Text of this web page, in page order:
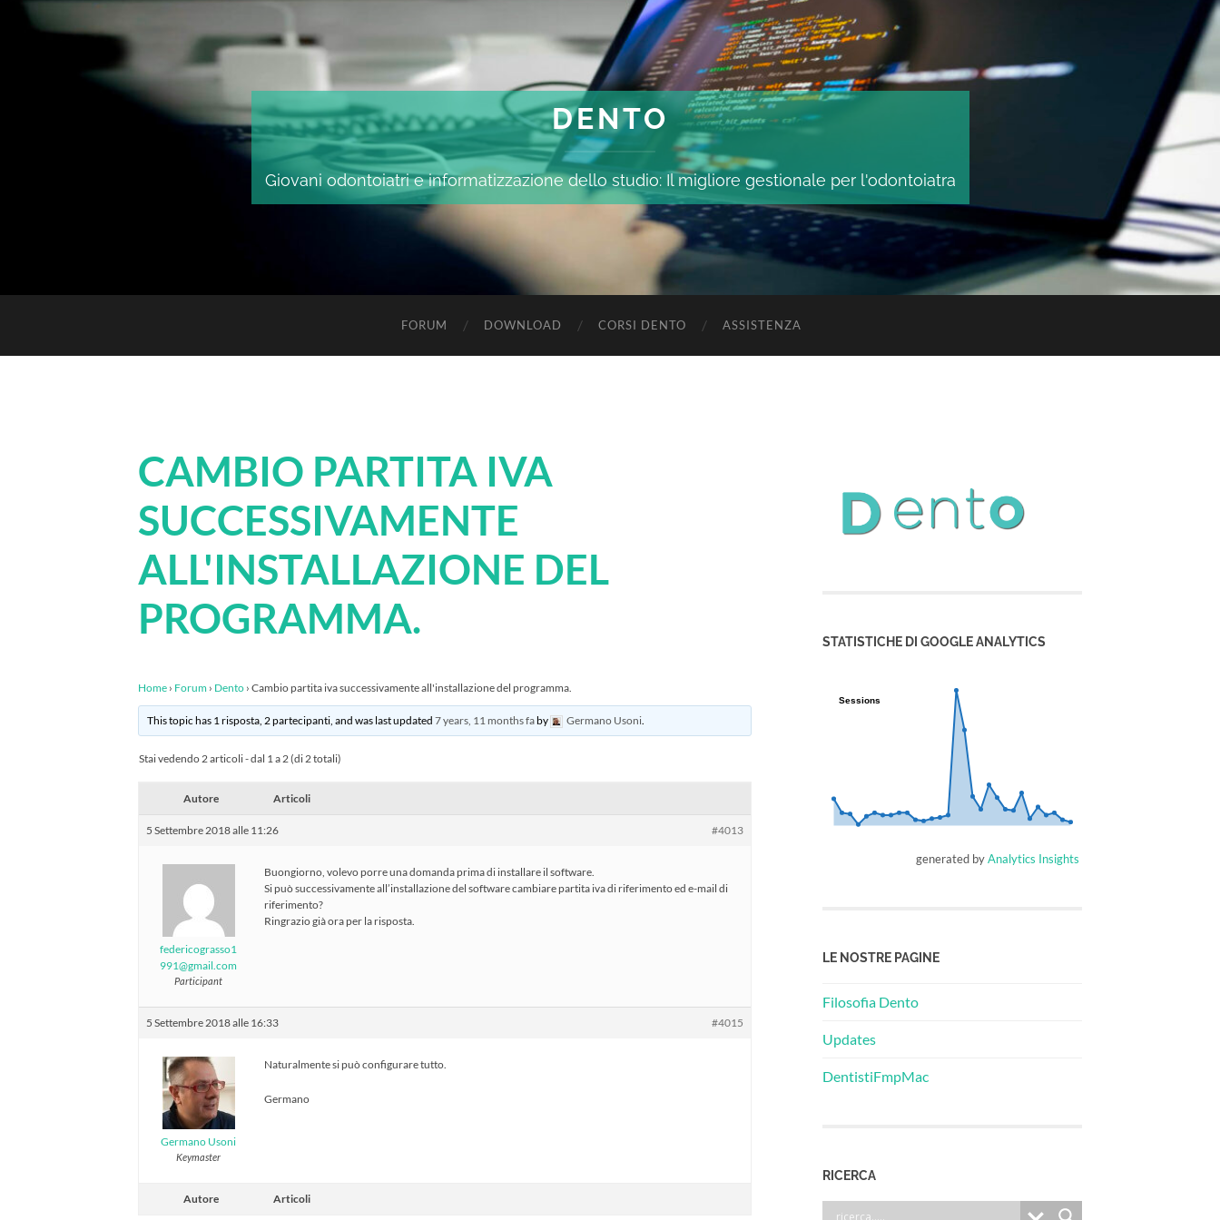
DENTO
Giovani odontoiatri e informatizzazione dello studio: Il migliore gestionale per l'odontoiatra
FORUM DOWNLOAD CORSI DENTO ASSISTENZA
CAMBIO PARTITA IVA
SUCCESSIVAMENTE
ALL'INSTALLAZIONE DEL
PROGRAMMA.
Home › Forum › Dento › Cambio partita iva successivamente all'installazione del programma.
This topic has 1 risposta, 2 partecipanti, and was last updated7 years, 11 months faby Germano Usoni
Stai vedendo 2 articoli - dal 1 a 2 (di 2 totali)
Autore Articoli
5 Settembre 2018 alle 11:26 #4013
federicograsso1
991@gmail.com
Participant
Buongiorno, volevo porre una domanda prima di installare il software.
Si può successivamente all’installazione del software cambiare partita iva di riferimento ed e-mail di
riferimento?
Ringrazio già ora per la risposta.
5 Settembre 2018 alle 16:33 #4015
Germano Usoni
Keymaster
Naturalmente si può configurare tutto.
Germano
Autore Articoli
STATISTICHE DI GOOGLE ANALYTICS
Sessions
Sessions
generated byAnalytics Insights
LE NOSTRE PAGINE
Filosofia Dento
Updates
DentistiFmpMac
RICERCA